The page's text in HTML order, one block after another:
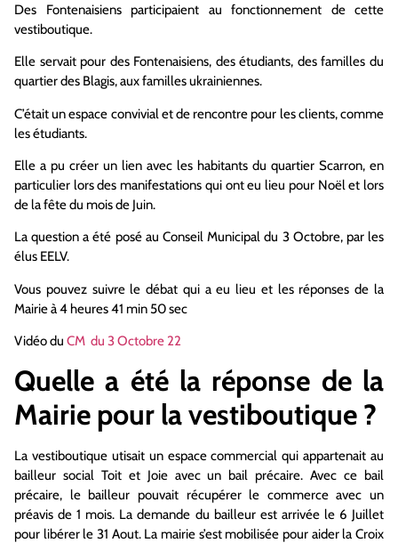
Des Fontenaisiens participaient au fonctionnement de cette
vestiboutique.
Elle servait pour des Fontenaisiens, des étudiants, des familles du
quartier des Blagis, aux familles ukrainiennes.
C’était un espace convivial et de rencontre pour les clients, comme
les étudiants.
Elle a pu créer un lien avec les habitants du quartier Scarron, en
particulier lors des manifestations qui ont eu lieu pour Noël et lors
de la fête du mois de Juin.
La question a été posé au Conseil Municipal du 3 Octobre, par les
élus EELV.
Vous pouvez suivre le débat qui a eu lieu et les réponses de la
Mairie à 4 heures 41 min 50 sec
Vidéo du CM du 3 Octobre 22
Quelle a été la réponse de la
Mairie pour la vestiboutique ?
La vestiboutique utisait un espace commercial qui appartenait au
bailleur social Toit et Joie avec un bail précaire. Avec ce bail
précaire, le bailleur pouvait récupérer le commerce avec un
préavis de 1 mois. La demande du bailleur est arrivée le 6 Juillet
pour libérer le 31 Aout. La mairie s’est mobilisée pour aider la Croix